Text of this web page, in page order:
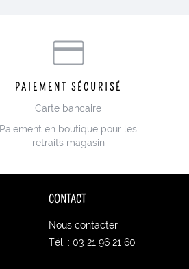
PAIEMENT SÉCURISÉ
Carte bancaire
Paiement en boutique pour les
retraits magasin
CONTACT
Nous contacter
Tél. : 03 21 96 21 60